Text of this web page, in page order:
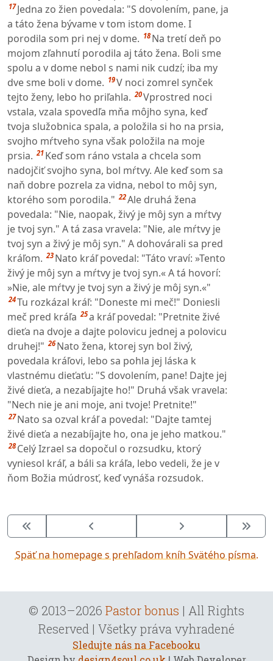
17 Jedna zo žien povedala: "S dovolením, pane, ja
a táto žena bývame v tom istom dome. I
porodila som pri nej v dome. 18 Na tretí deň po
mojom zľahnutí porodila aj táto žena. Boli sme
spolu a v dome nebol s nami nik cudzí; iba my
dve sme boli v dome. 19V noci zomrel synček
tejto ženy, lebo ho priľahla. 20Vprostred noci
vstala, vzala spovedľa mňa môjho syna, keď
tvoja služobnica spala, a položila si ho na prsia,
svojho mŕtveho syna však položila na moje
prsia. 21 Keď som ráno vstala a chcela som
nadojčiť svojho syna, bol mŕtvy. Ale keď som sa
naň dobre pozrela za vidna, nebol to môj syn,
ktorého som porodila." 22Ale druhá žena
povedala: "Nie, naopak, živý je môj syn a mŕtvy
je tvoj syn." A tá zasa vravela: "Nie, ale mŕtvy je
tvoj syn a živý je môj syn." A dohovárali sa pred
kráľom. 23 Nato kráľ povedal: "Táto vraví: »Tento
živý je môj syn a mŕtvy je tvoj syn.« A tá hovorí:
»Nie, ale mŕtvy je tvoj syn a živý je môj syn.«"
24Tu rozkázal kráľ: "Doneste mi meč!" Doniesli
meč pred kráľa 25a kráľ povedal: "Pretnite živé
dieťa na dvoje a dajte polovicu jednej a polovicu
druhej!" 26 Nato žena, ktorej syn bol živý,
povedala kráľovi, lebo sa pohla jej láska k
vlastnému dieťaťu: "S dovolením, pane! Dajte jej
živé dieťa, a nezabíjajte ho!" Druhá však vravela:
"Nech nie je ani moje, ani tvoje! Pretnite!"
27 Nato sa ozval kráľ a povedal: "Dajte tamtej
živé dieťa a nezabíjajte ho, ona je jeho matkou."
28 Celý Izrael sa dopočul o rozsudku, ktorý
vyniesol kráľ, a báli sa kráľa, lebo vedeli, že je v
ňom Božia múdrosť, keď vynáša rozsudok.
Späť na homepage s prehľadom kníh Svätého písma.
© 2013–2026 Pastor bonus | All Rights
Reserved | Všetky práva vyhradené
Sledujte nás na Facebooku